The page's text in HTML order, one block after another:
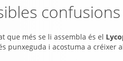
que més se li assembla és el
punxeguda i acostuma a créixer